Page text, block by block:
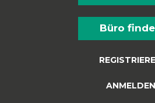
Büro
ANMELDEN